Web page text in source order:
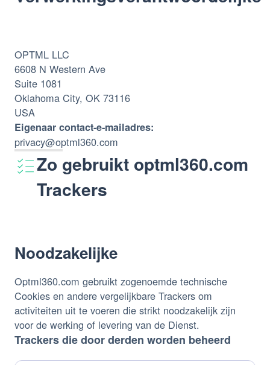
OPTML LLC
6608 N Western Ave
Suite 1081
Oklahoma City, OK 73116
USA
Eigenaar contact-e-mailadres:
privacy@optml360.com
Zo gebruikt optml360.com
Trackers
Noodzakelijke
Optml360.com gebruikt zogenoemde technische
Cookies en andere vergelijkbare Trackers om
activiteiten uit te voeren die strikt noodzakelijk zijn
voor de werking of levering van de Dienst.
Trackers die door derden worden beheerd